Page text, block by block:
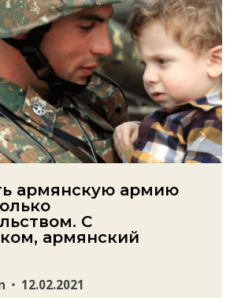
армянскую армию
С
армянский
12.02.2021